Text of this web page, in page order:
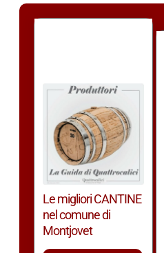
Le migliori CANTINE
nel comune di
Montjovet